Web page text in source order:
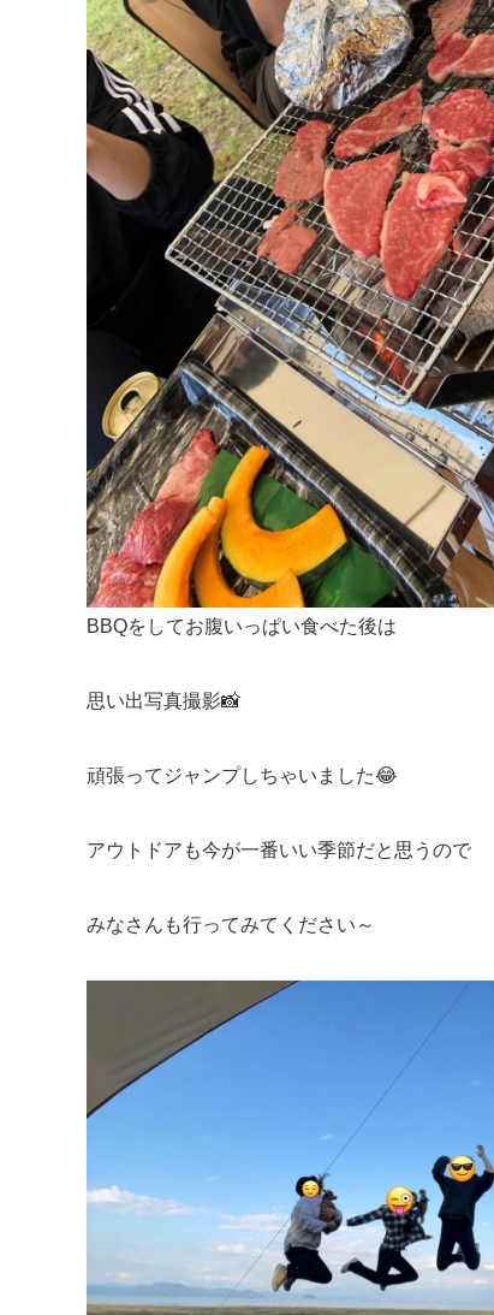
BBQをしてお腹いっぱい食べた後は
思い出写真撮影📸
頑張ってジャンプしちゃいました😂
アウトドアも今が一番いい季節だと思うので
みなさんも行ってみてください～